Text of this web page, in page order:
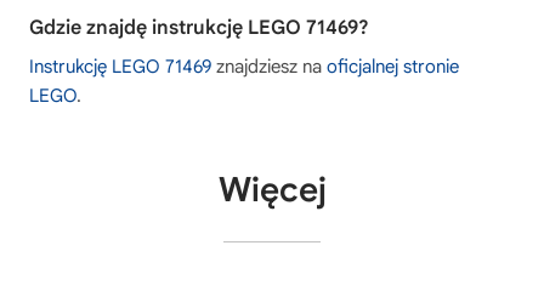
Gdzie znajdę instrukcję LEGO 71469?
Instrukcję LEGO 71469 znajdziesz na oficjalnej stronie
LEGO.
Więcej